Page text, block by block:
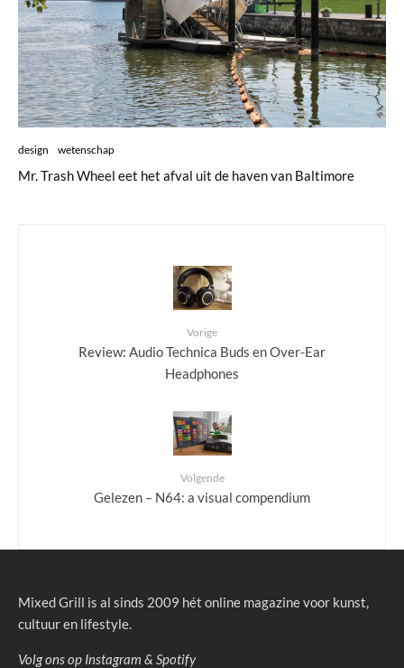
design wetenschap
Mr. Trash Wheel eet het afval uit de haven van Baltimore
Vorige
Review: Audio Technica Buds en Over-Ear
Headphones
Volgende
Gelezen – N64: a visual compendium
Mixed Grill is al sinds 2009 hét online magazine voor kunst,
cultuur en lifestyle.
Volg ons op Instagram & Spotify